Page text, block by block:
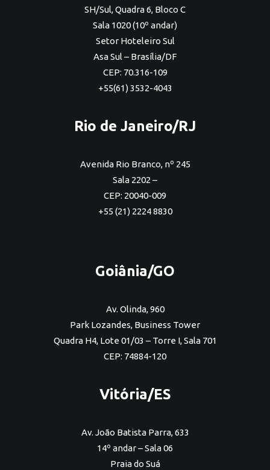
SH/Sul, Quadra 6, Bloco C
Sala 1020 (10º andar)
Setor Hoteleiro Sul
Asa Sul – Brasília/DF
CEP: 70.316-109
+55(61) 3532-4043
Rio de Janeiro/RJ
Avenida Rio Branco, nº 245
Sala 2202 –
CEP: 20040-009
+55 (21) 2224 8830
Goiânia/GO
Av. Olinda, 960
Park Lozandes, Business Tower
Quadra H4, Lote 01/03 – Torre I, Sala 701
CEP: 74884-120
Vitória/ES
Av. João Batista Parra, 633
14º andar – Sala 06
Praia do Suá